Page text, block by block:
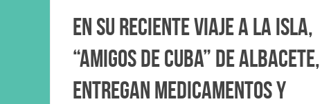
En su reciente viaje a la isla,
“Amigos de Cuba” de Albacete,
entregan medicamentos y